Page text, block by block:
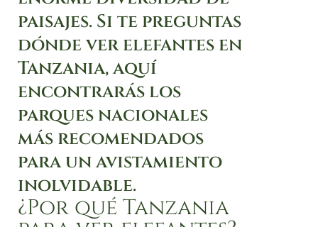
paisajes. Si te preguntas
dónde ver elefantes en
Tanzania, aquí
encontrarás los
parques nacionales
más recomendados
para un avistamiento
inolvidable.
¿Por qué Tanzania